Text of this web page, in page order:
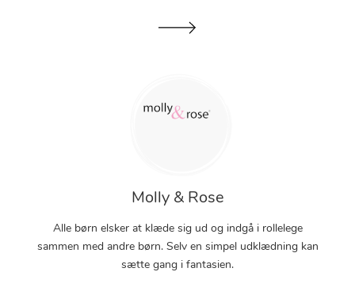
Molly & Rose
Alle børn elsker at klæde sig ud og indgå i rollelege
sammen med andre børn. Selv en simpel udklædning kan
sætte gang i fantasien.